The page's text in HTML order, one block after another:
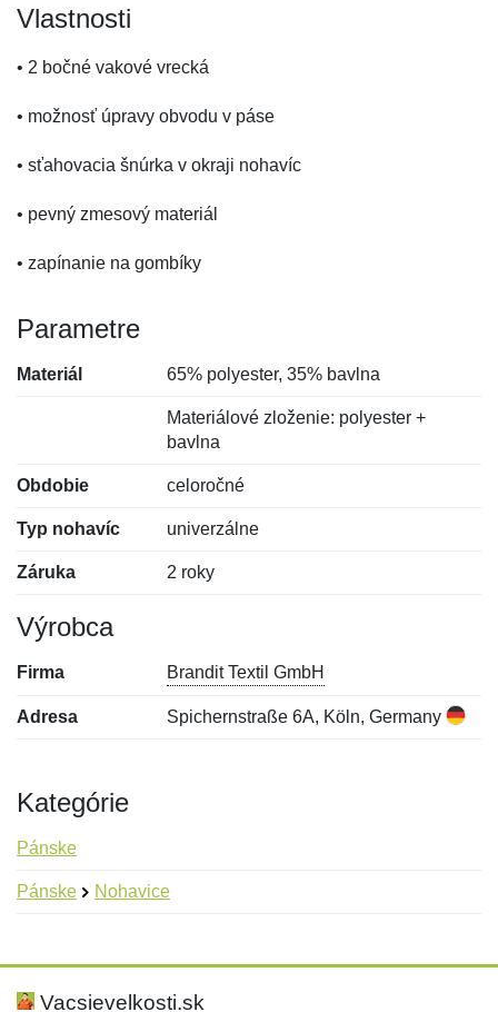
Vlastnosti
• 2 bočné vakové vrecká
• možnosť úpravy obvodu v páse
• sťahovacia šnúrka v okraji nohavíc
• pevný zmesový materiál
• zapínanie na gombíky
Parametre
Materiál 65% polyester, 35% bavlna
Materiálové zloženie: polyester +
bavlna
Obdobie celoročné
Typ nohavíc univerzálne
Záruka 2 roky
Výrobca
Firma Brandit Textil GmbH
Adresa Spichernstraße 6A, Köln, Germany
Kategórie
Pánske
Pánske Nohavice
Hodnotenie:
Meno:
Vacsievelkosti.sk